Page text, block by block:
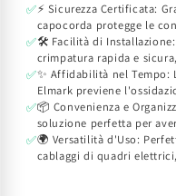
✅⚡ Sicurezza Certificata:
capocorda protegge le
✅🛠️ Facilità di
crimpatura rapida e
✅✨ Affidabilità nel Tempo:
Elmark previene
✅📦 Convenienza e
soluzione perfetta per
✅🌍 Versatilità d'Uso:
cablaggi di quadri